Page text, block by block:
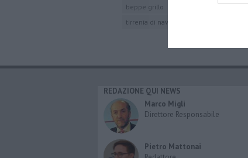
beppe grillo
tirrenia di navigazione
REDAZIONE QUI NEWS
Marco Migli
Direttore Responsabile
Pietro Mattonai